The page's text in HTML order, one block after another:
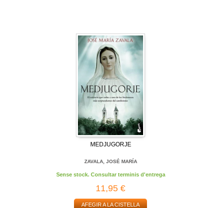
MEDJUGORJE
ZAVALA, JOSÉ MARÍA
Sense stock. Consultar terminis d'entrega
11,95 €
AFEGIR A LA CISTELLA